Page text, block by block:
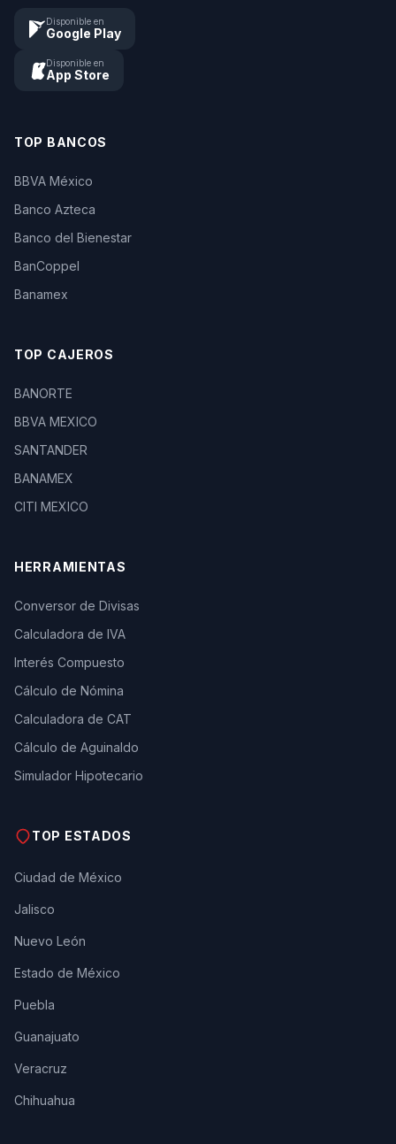
Disponible en
Google Play
Disponible en
App Store
TOP BANCOS
BBVA México
Banco Azteca
Banco del Bienestar
BanCoppel
Banamex
TOP CAJEROS
BANORTE
BBVA MEXICO
SANTANDER
BANAMEX
CITI MEXICO
HERRAMIENTAS
Conversor de Divisas
Calculadora de IVA
Interés Compuesto
Cálculo de Nómina
Calculadora de CAT
Cálculo de Aguinaldo
Simulador Hipotecario
TOP ESTADOS
Ciudad de México
Jalisco
Nuevo León
Estado de México
Puebla
Guanajuato
Veracruz
Chihuahua